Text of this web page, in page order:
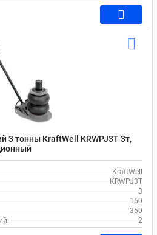
3 тонны KraftWell KRWPJ3T 3т,
KraftWell
KRWPJ3T
3
160
350
2